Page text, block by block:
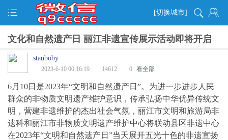
[切换城市]
文化和自然遗产日 丽江非遗宣传展示活动即将开启
stanboby
2023-6-10 00:16:19 14612 0 看全部
6月10日是2023年“文明和自然遗产日”。为进一步进步人民
群众的非物质文明遗产维护意识，传承弘扬中华优异传统文
明，营建非遗维护的杰出社会气氛，丽江市文明和旅游局非
遗科和丽江市非物质文明遗产维护中心将联动县区非遗中心
在2023年“文明和自然遗产日”当天展开五光十色的非遗宣扬